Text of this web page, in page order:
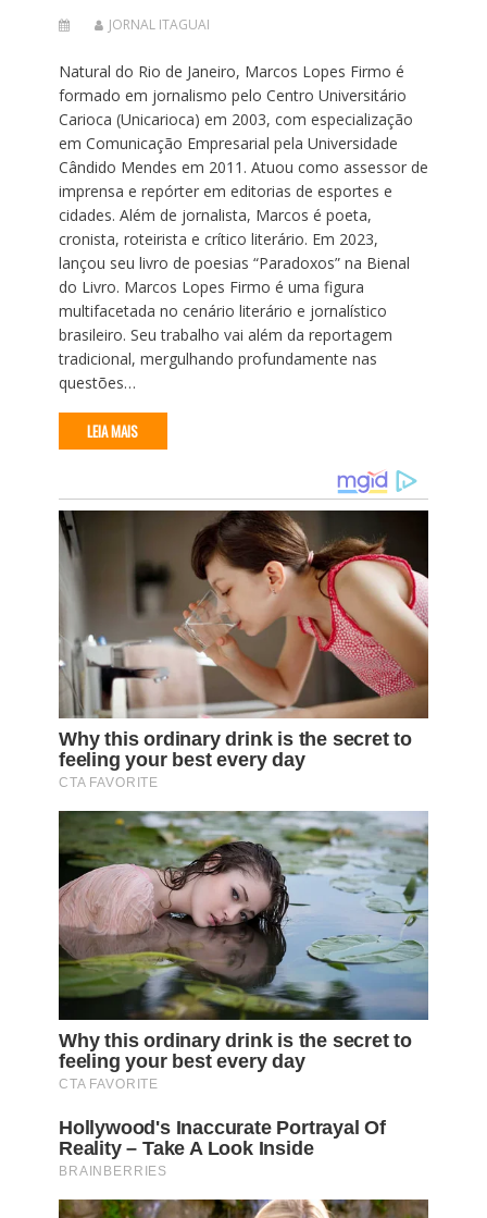
JORNAL ITAGUAI
Natural do Rio de Janeiro, Marcos Lopes Firmo é
formado em jornalismo pelo Centro Universitário
Carioca (Unicarioca) em 2003, com especialização
em Comunicação Empresarial pela Universidade
Cândido Mendes em 2011. Atuou como assessor de
imprensa e repórter em editorias de esportes e
cidades. Além de jornalista, Marcos é poeta,
cronista, roteirista e crítico literário. Em 2023,
lançou seu livro de poesias “Paradoxos” na Bienal
do Livro. Marcos Lopes Firmo é uma figura
multifacetada no cenário literário e jornalístico
brasileiro. Seu trabalho vai além da reportagem
tradicional, mergulhando profundamente nas
questões…
LEIA MAIS